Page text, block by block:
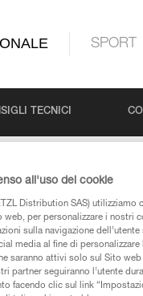
SPORT
TECNICI
pagine prodotti e
all'uso dei cookie
Distribution SAS)
web, per personalizzare i nostri
sulla navigazione
media al fine di
saranno attivi solo sul Sito
partner seguiranno l’utente
facendo clic sul link